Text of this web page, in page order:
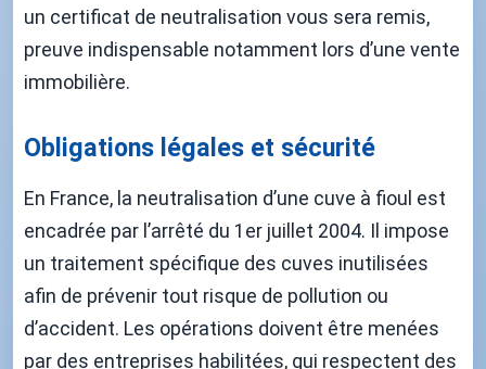
un certificat de neutralisation vous sera remis,
preuve indispensable notamment lors d’une vente
immobilière.
Obligations légales et sécurité
En France, la neutralisation d’une cuve à fioul est
encadrée par l’arrêté du 1er juillet 2004. Il impose
un traitement spécifique des cuves inutilisées
afin de prévenir tout risque de pollution ou
d’accident. Les opérations doivent être menées
par des entreprises habilitées, qui respectent des